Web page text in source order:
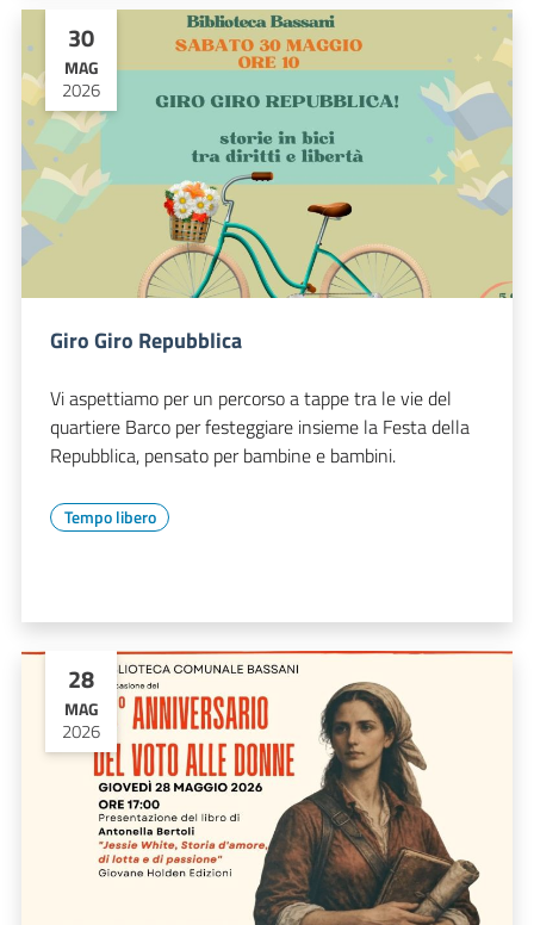
30
MAG
2026
Giro Giro Repubblica
Vi aspettiamo per un percorso a tappe tra le vie del
quartiere Barco per festeggiare insieme la Festa della
Repubblica, pensato per bambine e bambini.
Tempo libero
28
MAG
2026